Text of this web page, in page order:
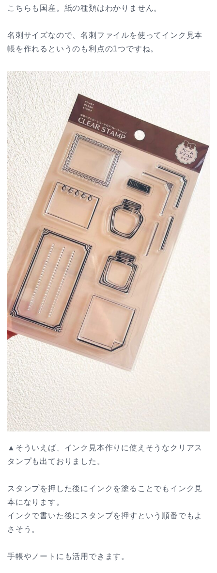
こちらも国産。紙の種類はわかりません。
名刺サイズなので、名刺ファイルを使ってインク見本
帳を作れるというのも利点の1つですね。
▲そういえば、インク見本作りに使えそうなクリアス
タンプも出ておりました。
スタンプを押した後にインクを塗ることでもインク見
本になります。
インクで書いた後にスタンプを押すという順番でもよ
さそう。
手帳やノートにも活用できます。